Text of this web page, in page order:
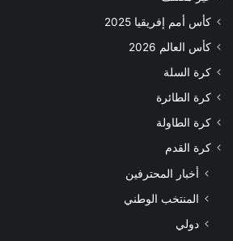
كأس أمم إفريقيا 2025
كأس العالم 2026
كرة السلة
كرة الطائرة
كرة الطاولة
كرة القدم
أخبار المحترفين
المنتخب الوطني
دولي